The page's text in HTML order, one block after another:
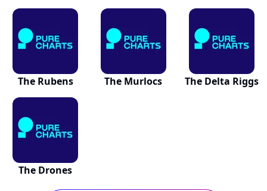
The Rubens The Murlocs The Delta Riggs
The Drones